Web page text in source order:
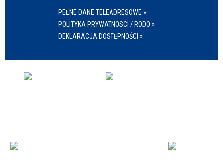
PEŁNE DANE TELEADRESOWE »
POLITYKA PRYWATNOSCI / RODO »
DEKLARACJA DOSTĘPNOŚCI »